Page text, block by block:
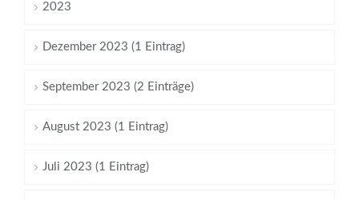
2023
Dezember 2023 (1 Eintrag)
September 2023 (2 Einträge)
August 2023 (1 Eintrag)
Juli 2023 (1 Eintrag)